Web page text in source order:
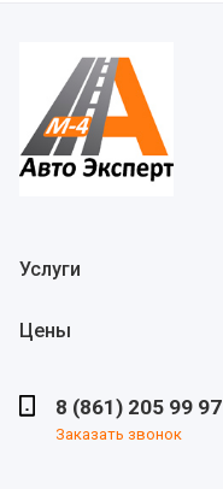
Услуги
Цены
8 (861) 205 99 97
Заказать звонок